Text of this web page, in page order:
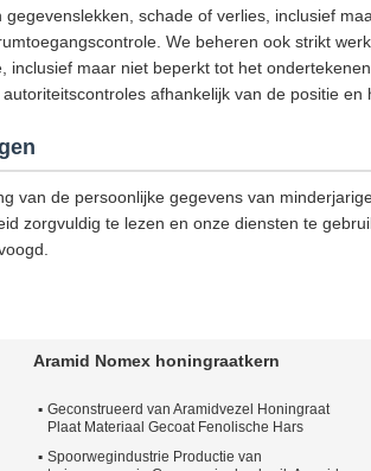
schade of verlies, inclusief
We beheren ook strikt
inclusief maar niet beperkt tot het
afhankelijk van de positie en
van de persoonlijke gegevens van
zorgvuldig te lezen en onze diensten te
Aramid Nomex honingraatkern
Geconstrueerd van Aramidvezel Honingraat
Plaat Materiaal Gecoat Fenolische Hars
Spoorwegindustrie Productie van